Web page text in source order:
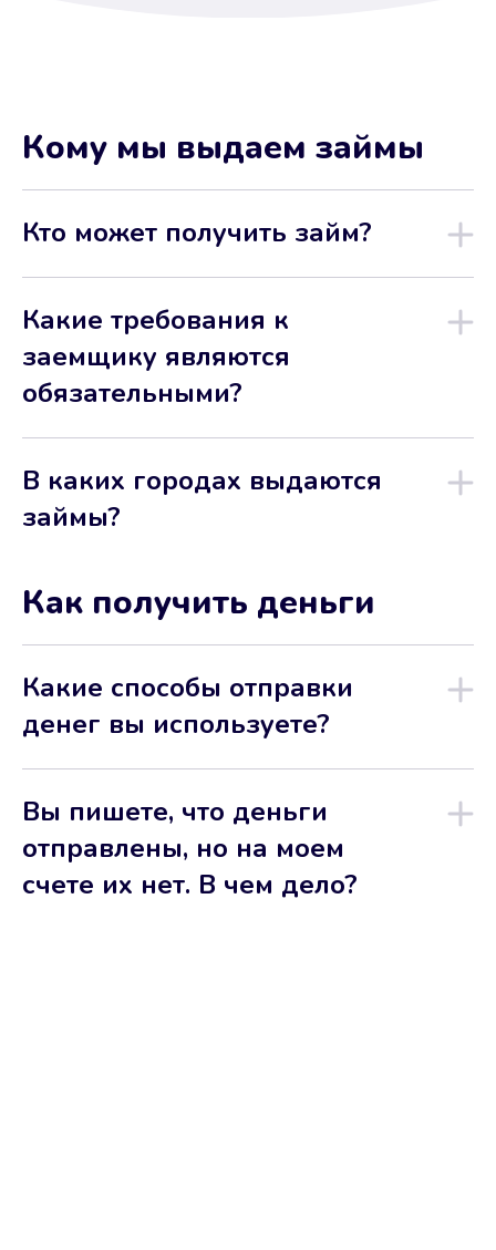
Кому мы выдаем займы
Кто может получить займ?
Какие требования к
заемщику являются
обязательными?
В каких городах выдаются
займы?
Как получить деньги
Какие способы отправки
денег вы используете?
Вы пишете, что деньги
отправлены, но на моем
счете их нет. В чем дело?